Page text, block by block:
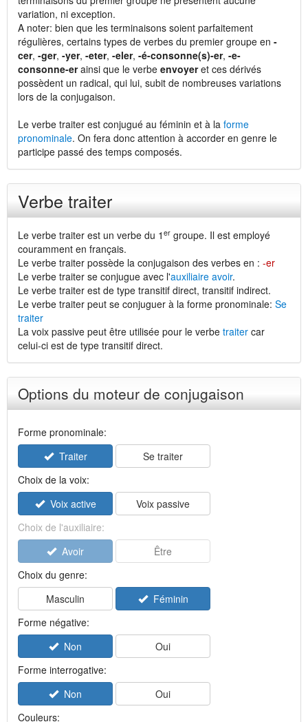
variation, ni exception.
A noter: bien que les terminaisons soient parfaitement
régulières, certains types de verbes du premier groupe en -
cer, -ger, -yer, -eter, -eler, -é-consonne(s)-er, -e-
consonne-erainsi que le verbe envoyeret ces dérivés
possèdent un radical, qui lui, subit de nombreuses variations
lors de la conjugaison.
Le verbe traiter est conjugué au féminin et à la forme
pronominale. On fera donc attention à accorder en genre le
participe passé des temps composés.
Verbe traiter
Le verbe traiter est un verbe du 1 er groupe. Il est employé
couramment en français.
Le verbe traiter possède la conjugaison des verbes en : -er
Le verbe traiter se conjugue avec l'auxiliaire avoir.
Le verbe traiter est de type transitif direct, transitif indirect.
Le verbe traiter peut se conjuguer à la forme pronominale: Se
traiter
La voix passive peut être utilisée pour le verbe traiter car
celui-ci est de type transitif direct.
Options du moteur de conjugaison
Forme pronominale:
Traiter
Se traiter
Choix de la voix:
Voix active
Voix passive
Choix de l'auxiliaire:
Avoir
Être
Choix du genre:
Masculin
Féminin
Forme négative:
Non
Oui
Forme interrogative:
Non
Oui
Couleurs: